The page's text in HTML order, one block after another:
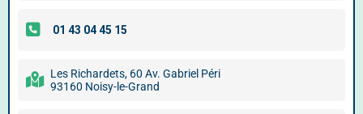
Les Richardets, 60 Av. Gabriel Péri
93160 Noisy-le-Grand